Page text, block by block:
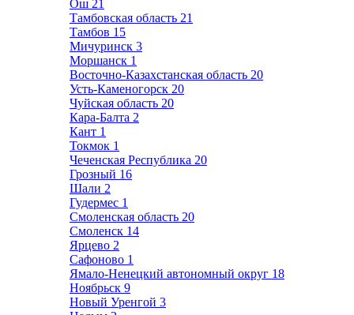
Ош 21
Тамбовская область 21
Тамбов 15
Мичуринск 3
Моршанск 1
Восточно-Казахстанская область 20
Усть-Каменогорск 20
Чуйская область 20
Кара-Балта 2
Кант 1
Токмок 1
Чеченская Республика 20
Грозный 16
Шали 2
Гудермес 1
Смоленская область 20
Смоленск 14
Ярцево 2
Сафоново 1
Ямало-Ненецкий автономный округ 18
Ноябрьск 9
Новый Уренгой 3